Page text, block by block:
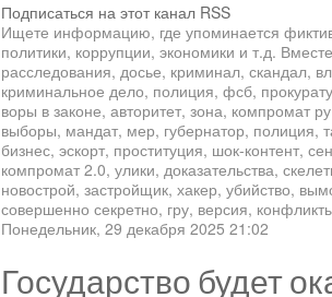
Подписаться на этот канал RSS
Ищете информацию, где упоминается
политики, коррупции, экономики и т.д.
расследования, досье, криминал, скандал,
криминальное дело, полиция, фсб,
воры в законе, авторитет, зона, компромат
выборы, мандат, мер, губернатор, полиция,
бизнес, эскорт, проституция, шок-контент,
компромат 2.0, улики, доказательства,
новострой, застройщик, хакер, убийство,
совершенно секретно, гру, версия,
Понедельник, 29 декабря 2025 21:02
Государство будет